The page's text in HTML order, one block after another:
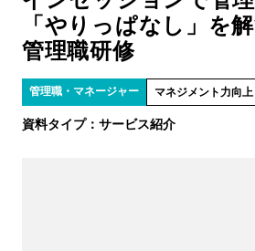
「やりっぱなし」を
管理職研修
管理職・マネージャー マネジメント力向上
資料タイプ： サービス紹介